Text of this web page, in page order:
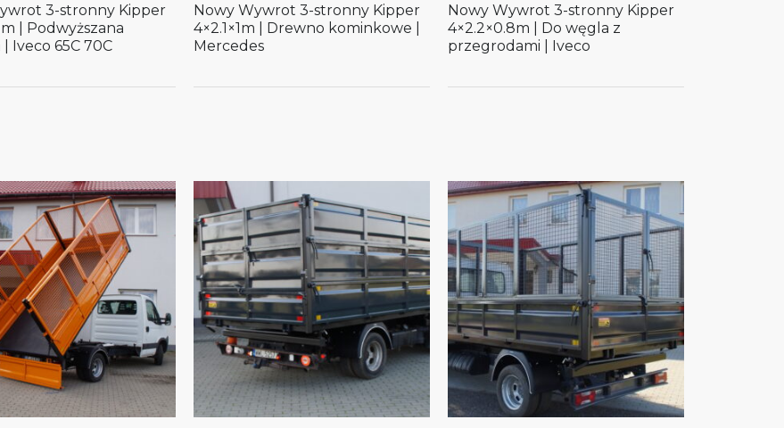
3-stronny Kipper
| Podwyższana
Iveco 65C 70C
Nowy Wywrot 3-stronny Kipper
4×2.1×1m | Drewno kominkowe |
Mercedes
Nowy Wywrot 3-stronny Kipper
4×2.2×0.8m | Do węgla z
przegrodami | Iveco